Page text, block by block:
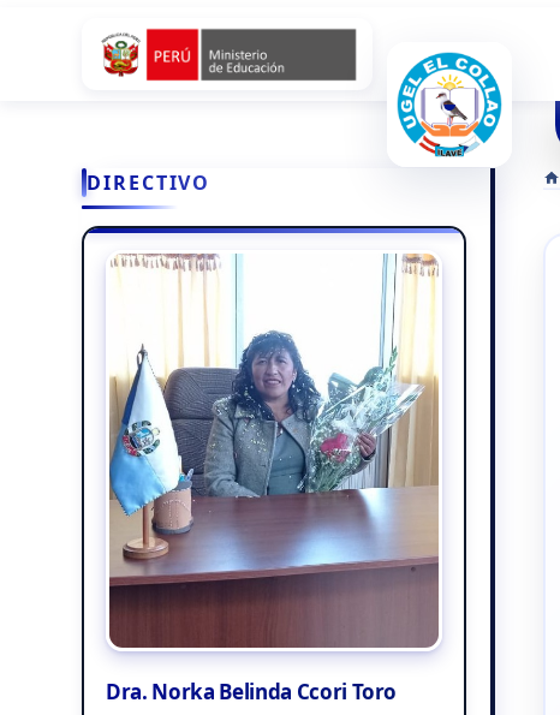
DIRECTIVO
Dra. Norka Belinda Ccori Toro